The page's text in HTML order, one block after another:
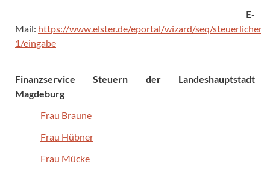
E-
Mail: https://www.elster.de/eportal/wizard/seq/
1/eingabe
Finanzservice Steuern der Landeshauptstadt
Magdeburg
Frau Braune
Frau Hübner
Frau Mücke